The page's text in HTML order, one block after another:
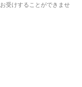
受けすることができませ